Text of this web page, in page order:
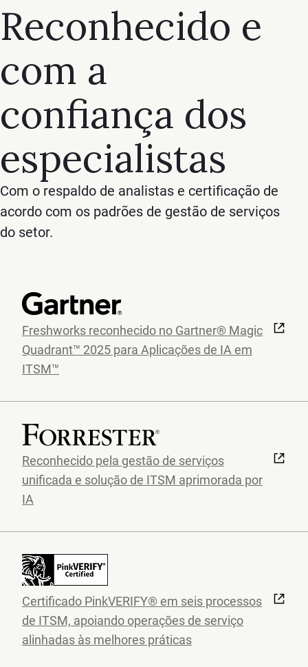
Reconhecido e
com a
confiança dos
especialistas
Com o respaldo de analistas e certificação de
acordo com os padrões de gestão de serviços
do setor.
Freshworks reconhecido no Gartner® Magic
Quadrant™ 2025 para Aplicações de IA em
ITSM™
Reconhecido pela gestão de serviços
unificada e solução de ITSM aprimorada por
IA
Certificado PinkVERIFY® em seis processos
de ITSM, apoiando operações de serviço
alinhadas às melhores práticas